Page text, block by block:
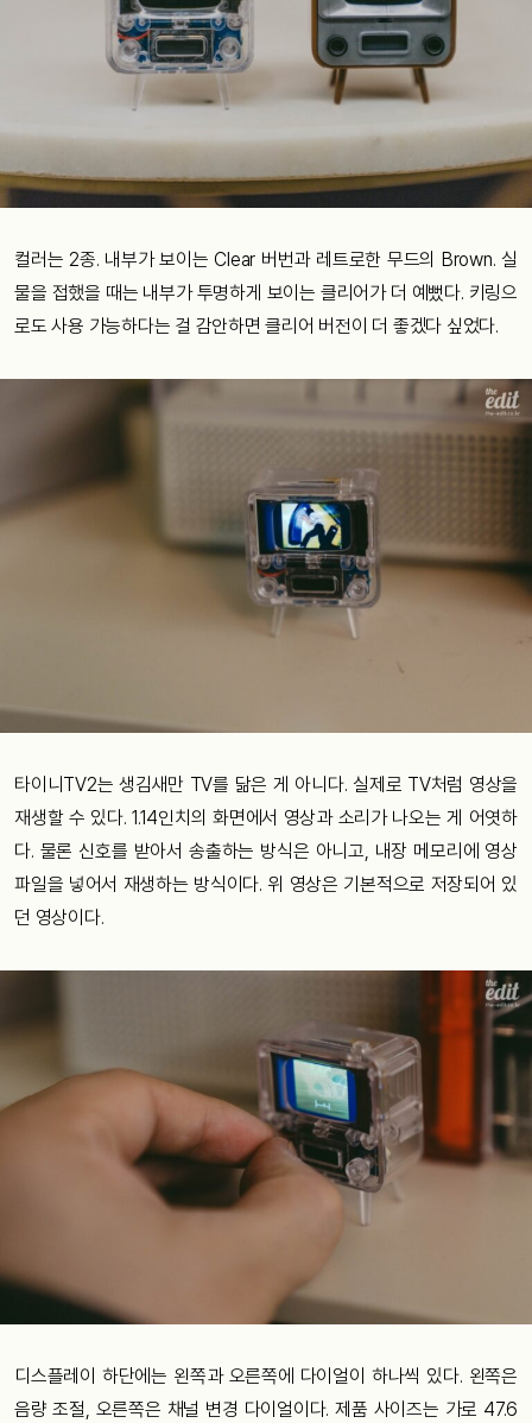
컬러는 2종. 내부가 보이는 Clear 버번과 레트로한 무드의 Brown. 실
물을 접했을 때는 내부가 투명하게 보이는 클리어가 더 예뻤다. 키링으
로도 사용 가능하다는 걸 감안하면 클리어 버전이 더 좋겠다 싶었다.
타이니TV2는 생김새만 TV를 닮은 게 아니다. 실제로 TV처럼 영상을
재생할 수 있다. 1.14인치의 화면에서 영상과 소리가 나오는 게 어엿하
다. 물론 신호를 받아서 송출하는 방식은 아니고, 내장 메모리에 영상
파일을 넣어서 재생하는 방식이다. 위 영상은 기본적으로 저장되어 있
던 영상이다.
디스플레이 하단에는 왼쪽과 오른쪽에 다이얼이 하나씩 있다. 왼쪽은
음량 조절, 오른쪽은 채널 변경 다이얼이다. 제품 사이즈는 가로 47.6